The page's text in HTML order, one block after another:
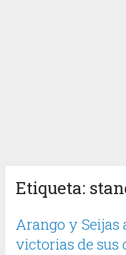
Etiqueta:
Arango y Seijas
victorias de sus